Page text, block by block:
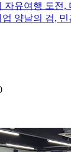
자유여행 도전,
양날의 검,